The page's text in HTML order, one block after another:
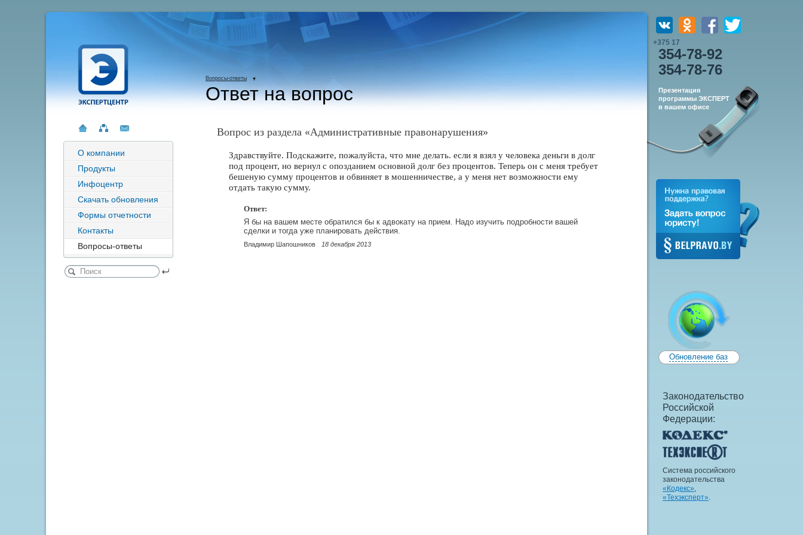
+375 17
354-78-92
354-78-76
Презентация
программы ЭКСПЕРТ
в вашем офисе
Обновление баз
Законодательство
Российской
Федерации:
Система российского
законодательства
«Кодекс»,
«Техэксперт».
О компании
Продукты
Инфоцентр
Скачать обновления
Формы отчетности
Контакты
Вопросы-ответы
Вопросы-ответы
Ответ на вопрос
Вопрос из раздела «Административные правонарушения»
Здравствуйте. Подскажите, пожалуйста, что мне делать. если я взял у человека деньги в долг
под процент, но вернул с опозданием основной долг без процентов. Теперь он с меня требует
бешеную сумму процентов и обвиняет в мошенничестве, а у меня нет возможности ему
отдать такую сумму.
Ответ:
Я бы на вашем месте обратился бы к адвокату на прием. Надо изучить подробности вашей
сделки и тогда уже планировать действия.
Владимир Шапошников 18 декабря 2013